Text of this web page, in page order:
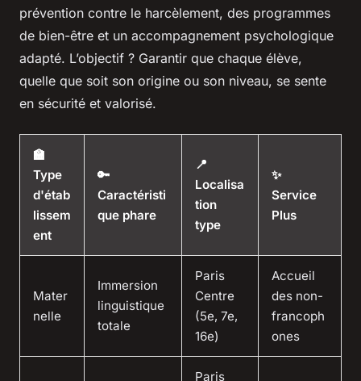
prévention contre le harcèlement, des programmes
de bien-être et un accompagnement psychologique
adapté. L’objectif ? Garantir que chaque élève,
quelle que soit son origine ou son niveau, se sente
en sécurité et valorisé.
🏫
Type
d'étab
lissem
ent
🔑
Caractéristi
que phare
📍
Localisa
tion
type
✨
Service
Plus
Mater
nelle
Immersion
linguistique
totale
Paris
Centre
(5e, 7e,
16e)
Accueil
des non-
francoph
ones
Paris